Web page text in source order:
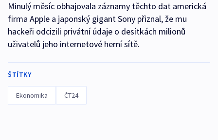
Minulý měsíc obhajovala záznamy těchto dat americká
firma Apple a japonský gigant Sony přiznal, že mu
hackeři odcizili privátní údaje o desítkách milionů
uživatelů jeho internetové herní sítě.
ŠTÍTKY
Ekonomika ČT24